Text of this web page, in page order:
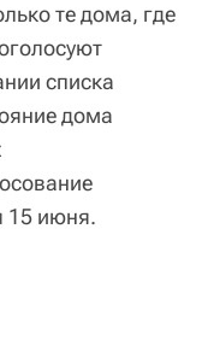
те дома, где
списка
дома
15 июня.